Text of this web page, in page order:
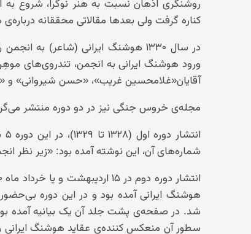
روشنگری اذهان نسبت به هنر نوگرا، شروع به
کناره گرفت ولی بعدها مقالاتی محققانه
در سال ۱۳۳۰ هوشنگ ایرانی (شاعر) به
ورود هوشنگ ایرانی به انجمن، تندروی‌های
آقایان«غلامحسین غریب»، «حسن شیروانی» و
مجله‌ی خروس جنگی نیز در دو دوره منتشر
شماره‌های آن، این نوشته آمده بود: «زیر
هوشنگ ایرانی آمده بود و در این دوره
شد. در صفحه‌ی پشت جلد آن یک بیانیه آمده